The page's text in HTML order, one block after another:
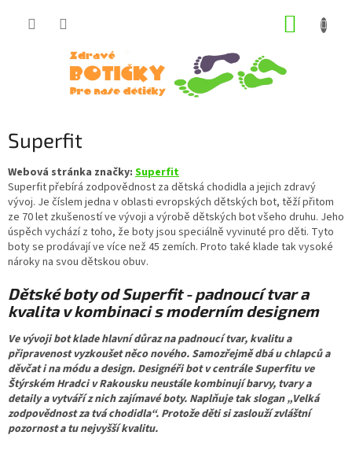
Superfit
Webová stránka značky: Superfit
Superfit přebírá zodpovědnost za dětská chodidla a jejich zdravý
vývoj. Je číslem jedna v oblasti evropských dětských bot, těží přitom
ze 70 let zkušeností ve vývoji a výrobě dětských bot všeho druhu. Jeho
úspěch vychází z toho, že boty jsou speciálně vyvinuté pro děti. Tyto
boty se prodávají ve více než 45 zemích. Proto také klade tak vysoké
nároky na svou dětskou obuv.
Dětské boty od Superfit - padnoucí tvar a
kvalita v kombinaci s moderním designem
Ve vývoji bot klade hlavní důraz na padnoucí tvar, kvalitu a
připravenost vyzkoušet něco nového. Samozřejmě dbá u chlapců a
děvčat i na módu a design. Designéři bot v centrále Superfitu ve
Štýrském Hradci v Rakousku neustále kombinují barvy, tvary a
detaily a vytváří z nich zajímavé boty. Naplňuje tak slogan „Velká
zodpovědnost za tvá chodidla“. Protože děti si zaslouží zvláštní
pozornost a tu nejvyšší kvalitu.